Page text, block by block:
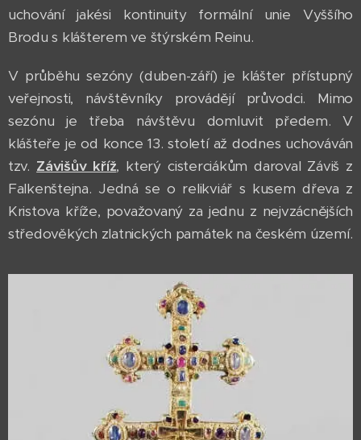
uchování jakési kontinuity formální unie Vyššího
Brodu s klášterem ve štýrském Reinu.
V průběhu sezóny (duben-září) je klášter přístupný
veřejnosti, návštěvníky provádějí průvodci. Mimo
sezónu je třeba návštěvu domluvit předem. V
klášteře je od konce 13. století až dodnes uchováván
tzv. Závišův kříž, který cisterciákům daroval Záviš z
Falkenštejna. Jedná se o relikviář s kusem dřeva z
Kristova kříže, považovaný za jednu z nejvzácnějších
středověkých zlatnických památek na českém území.